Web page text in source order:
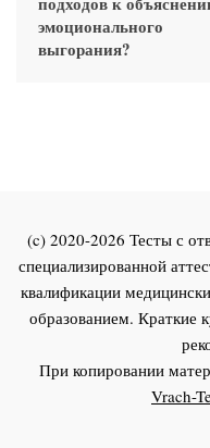
эмоционального
выгорания?
(c) 2020-2026 Тесты с
специализированной
квалификации
образованием. Краткие
При копировании
Vrach-